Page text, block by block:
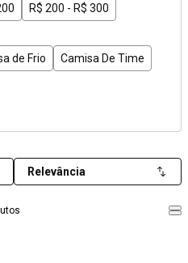
R$ 200 - R$ 300
de Frio Camisa De Time
Relevância